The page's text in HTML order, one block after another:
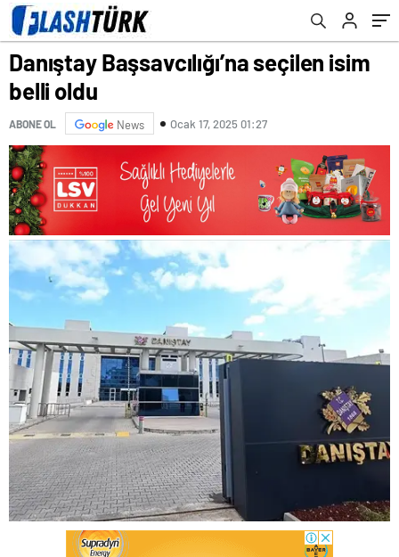
Danıştay Başsavcılığı’na seçilen isim
belli oldu
ABONE OL News Ocak 17, 2025 01:27
Sarıkaya’nın ifadesine ulaşıldı